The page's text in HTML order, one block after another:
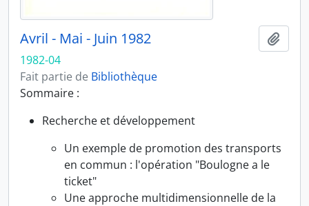
Avril - Mai - Juin 1982
1982-04
Fait partie de Bibliothèque
Sommaire :
Recherche et développement
Un exemple de promotion des transports
en commun : l'opération "Boulogne a le
ticket"
Une approche multidimensionnelle de la